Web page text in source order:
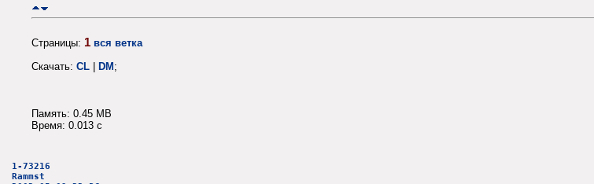
Страницы: 1 вся ветка
Скачать: CL | DM;
Память: 0.45 MB
Время: 0.013 c
1-73216
Rammst